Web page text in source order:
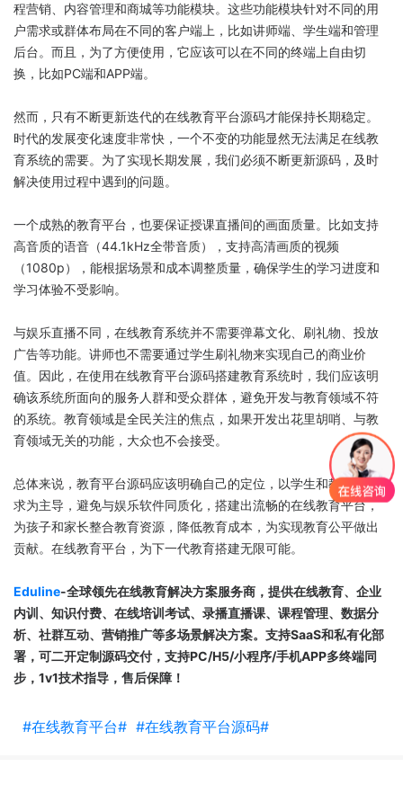
程营销、内容管理和商城等功能模块。这些功能模块针对不同的用
户需求或群体布局在不同的客户端上，比如讲师端、学生端和管理
后台。而且，为了方便使用，它应该可以在不同的终端上自由切
换，比如PC端和APP端。
然而，只有不断更新迭代的在线教育平台源码才能保持长期稳定。
时代的发展变化速度非常快，一个不变的功能显然无法满足在线教
育系统的需要。为了实现长期发展，我们必须不断更新源码，及时
解决使用过程中遇到的问题。
一个成熟的教育平台，也要保证授课直播间的画面质量。比如支持
高音质的语音（44.1kHz全带音质），支持高清画质的视频
（1080p），能根据场景和成本调整质量，确保学生的学习进度和
学习体验不受影响。
与娱乐直播不同，在线教育系统并不需要弹幕文化、刷礼物、投放
广告等功能。讲师也不需要通过学生刷礼物来实现自己的商业价
值。因此，在使用在线教育平台源码搭建教育系统时，我们应该明
确该系统所面向的服务人群和受众群体，避免开发与教育领域不符
的系统。教育领域是全民关注的焦点，如果开发出花里胡哨、与教
育领域无关的功能，大众也不会接受。
总体来说，教育平台源码应该明确自己的定位，以学生和教师的需
求为主导，避免与娱乐软件同质化，搭建出流畅的在线教育平台，
为孩子和家长整合教育资源，降低教育成本，为实现教育公平做出
贡献。在线教育平台，为下一代教育搭建无限可能。
Eduline-全球领先在线教育解决方案服务商， 提供在线教育、企业
内训、知识付费、在线培训考试、录播直播课、课程管理、数据分
析、社群互动、营销推广等多场景解决方案。 支持SaaS和私有化部
署，可二开定制源码交付，支持PC/H5/小程序/手机APP多终端同
步，1v1技术指导，售后保障！
#在线教育平台# #在线教育平台源码#